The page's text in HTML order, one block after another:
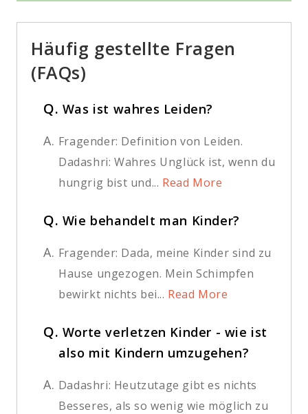
Häufig gestellte Fragen
(FAQs)
Q. Was ist wahres Leiden?
A. Fragender: Definition von Leiden.
Dadashri: Wahres Unglück ist, wenn du
hungrig bist und... Read More
Q. Wie behandelt man Kinder?
A. Fragender: Dada, meine Kinder sind zu
Hause ungezogen. Mein Schimpfen
bewirkt nichts bei... Read More
Q. Worte verletzen Kinder - wie ist
also mit Kindern umzugehen?
A. Dadashri: Heutzutage gibt es nichts
Besseres, als so wenig wie möglich zu